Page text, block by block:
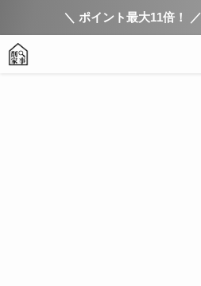
＼ ポイント最大11倍！ ／